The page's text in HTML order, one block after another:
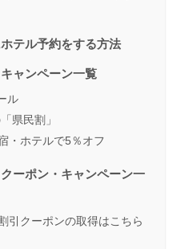
テル予約をする方法
ャンペーン一覧
ル
県民割」
・ホテルで5％オフ
ーポン・キャンペーン一
引クーポンの取得はこちら